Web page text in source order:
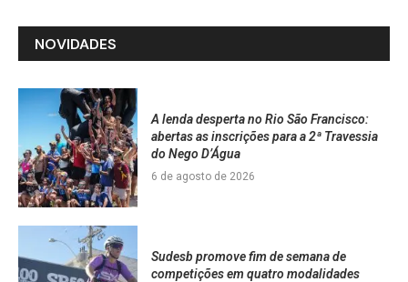
NOVIDADES
A lenda desperta no Rio São Francisco:
abertas as inscrições para a 2ª Travessia
do Nego D’Água
6 de agosto de 2026
Sudesb promove fim de semana de
competições em quatro modalidades